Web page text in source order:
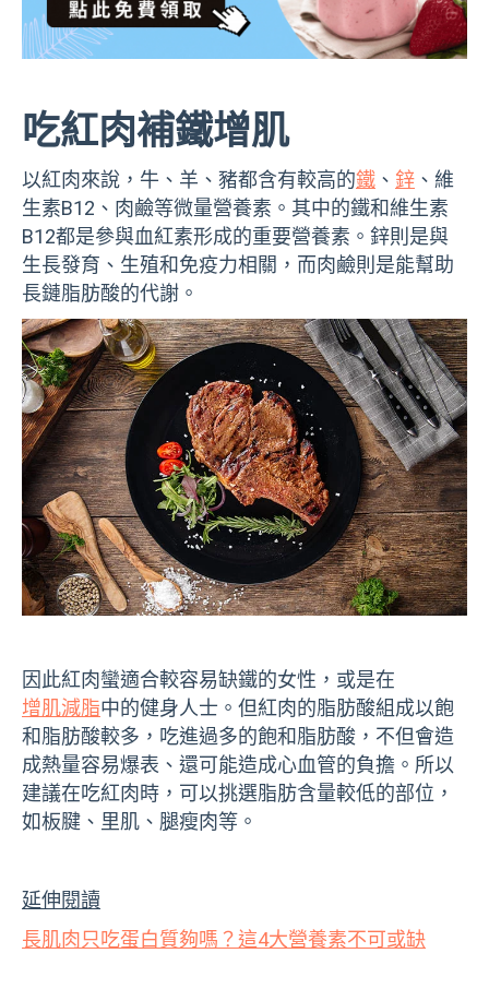
吃紅肉補鐵增肌
以紅肉來說，牛、羊、豬都含有較高的鐵 、 鋅 、維
生素B12、肉鹼等微量營養素。其中的鐵和維生素
B12都是參與血紅素形成的重要營養素。鋅則是與
生長發育、生殖和免疫力相關，而肉鹼則是能幫助
長鏈脂肪酸的代謝。
因此紅肉蠻適合較容易缺鐵的女性，或是在
增肌減脂中的健身人士。但紅肉的脂肪酸組成以飽
和脂肪酸較多，吃進過多的飽和脂肪酸，不但會造
成熱量容易爆表、還可能造成心血管的負擔。所以
建議在吃紅肉時，可以挑選脂肪含量較低的部位，
如板腱、里肌、腿瘦肉等。
延伸閱讀
長肌肉只吃蛋白質夠嗎？這4大營養素不可或缺